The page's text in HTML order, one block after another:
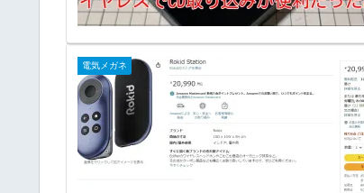
電気メガネ